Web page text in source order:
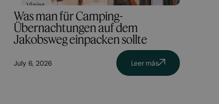
Viajes
Was man für Camping-
Übernachtungen auf dem
Jakobsweg einpacken sollte
July 6, 2026 Leer más